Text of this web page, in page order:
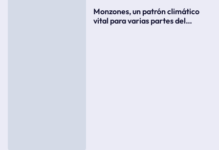
Monzones, un patrón climático
vital para varias partes del